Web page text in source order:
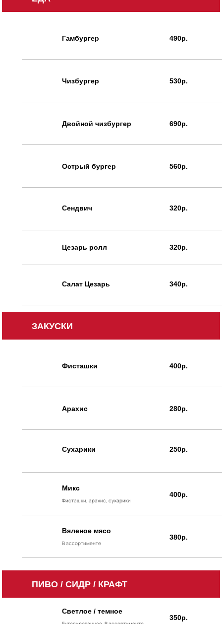
Гамбургер 490р.
Чизбургер 530р.
Острый бургер 560р.
Сендвич 320р.
Цезарь ролл 320р.
Салат Цезарь 340р.
690р.
Двойной чизбургер
ЗАКУСКИ
Фисташки 400р.
Арахис 280р.
Фисташки, арахис, сухарики
Микс
400р.
В ассортименте
Вяленое мясо
380р.
250р.
Сухарики
ПИВО / СИДР / КРАФТ
Светлое / темное
350р.